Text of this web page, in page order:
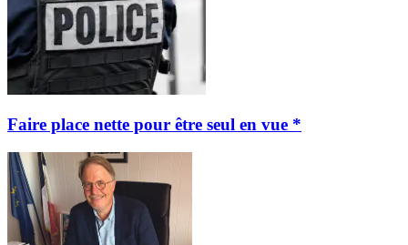
Faire place nette pour être seul en vue *